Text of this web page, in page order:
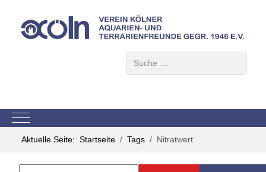
Mobile Menu Toggle
Aktuelle Seite: Startseite Tags Nitratwert